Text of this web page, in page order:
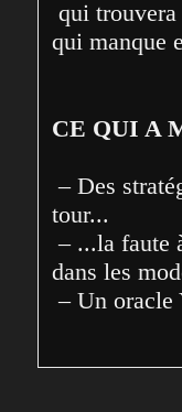
qui
qui manque
CE QUI A
– Des stratégies dont on fait vite le
tour...
– ...la faute à un manque de variété
dans les
– Un oracle